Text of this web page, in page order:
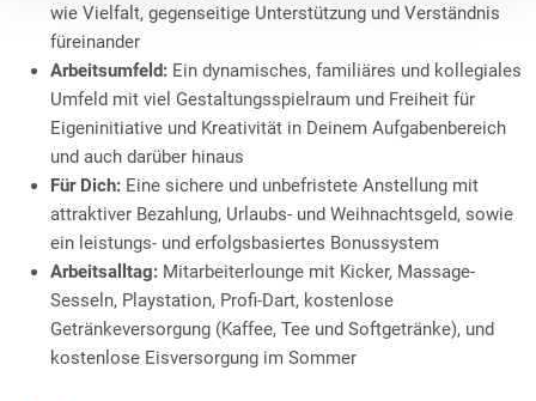
wie Vielfalt, gegenseitige Unterstützung und Verständnis
füreinander
Arbeitsumfeld: Ein dynamisches, familiäres und kollegiales
Umfeld mit viel Gestaltungsspielraum und Freiheit für
Eigeninitiative und Kreativität in Deinem Aufgabenbereich
und auch darüber hinaus
Für Dich: Eine sichere und unbefristete Anstellung mit
attraktiver Bezahlung, Urlaubs- und Weihnachtsgeld, sowie
ein leistungs- und erfolgsbasiertes Bonussystem
Arbeitsalltag: Mitarbeiterlounge mit Kicker, Massage-
Sesseln, Playstation, Profi-Dart, kostenlose
Getränkeversorgung (Kaffee, Tee und Softgetränke), und
kostenlose Eisversorgung im Sommer